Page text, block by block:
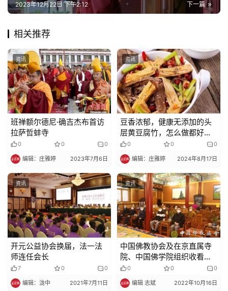
下一篇
2023年12月22日 下午2:12
相关推荐
资讯
班禅额尔德尼·确吉杰布首访
拉萨哲蚌寺
0 0 0
编辑：庄雅婷 2023年7月6日
资讯
豆香浓郁，健康无添加的头
层黄豆腐竹，怎么做都好
吃！
0 0 0
编辑：庄雅婷 2024年8月17日
资讯
开元公益协会换届，法一法
师连任会长
7 0 0
编辑：泷中 2021年7月11日
资讯
中国佛教协会及在京直属寺
院、中国佛学院组织收看党
的二十大开幕会
0 0 0
编辑 志斌 2022年10月16日